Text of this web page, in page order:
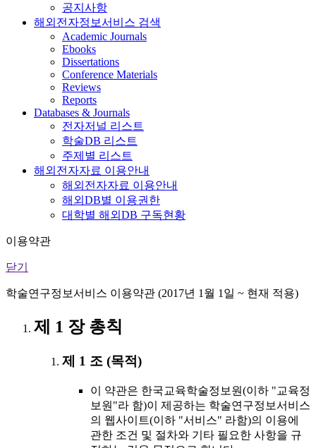
공지사항
해외전자정보서비스 검색
Academic Journals
Ebooks
Dissertations
Conference Materials
Reviews
Reports
Databases & Journals
전자저널 리스트
학술DB 리스트
주제별 리스트
해외전자자료 이용안내
해외전자자료 이용안내
해외DB별 이용권한
대학별 해외DB 구독현황
이용약관
닫기
학술연구정보서비스 이용약관 (2017년 1월 1일 ~ 현재 적용)
제 1 장 총칙
제 1 조 (목적)
이 약관은 한국교육학술정보원(이하 "교육정
보원"라 함)이 제공하는 학술연구정보서비스
의 웹사이트(이하 "서비스" 라함)의 이용에
관한 조건 및 절차와 기타 필요한 사항을 규